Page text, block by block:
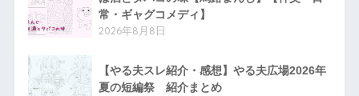
常・ギャグコメディ】
2026年8月8日
【やる夫スレ紹介・感想】やる夫広場2026年
夏の短編祭 紹介まとめ